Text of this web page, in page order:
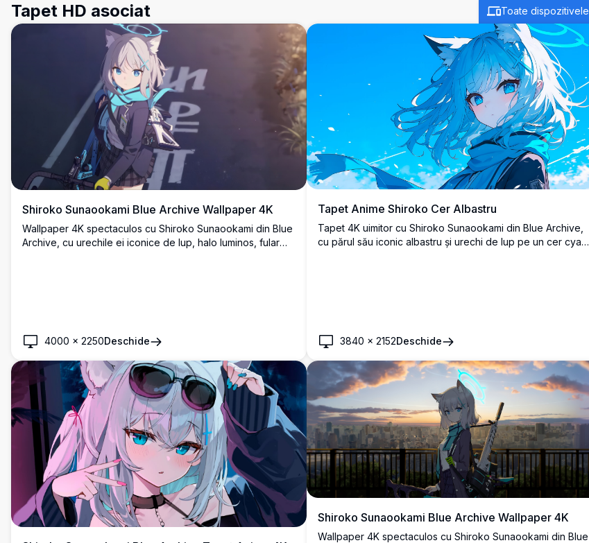
Tapet HD asociat Toate dispozitivele
Shiroko Sunaookami Blue Archive Wallpaper 4K
Wallpaper 4K spectaculos cu Shiroko Sunaookami din Blue
Archive, cu urechile ei iconice de lup, halo luminos, fular
4000 × 2250Deschide
Tapet Anime Shiroko Cer Albastru
Tapet 4K uimitor cu Shiroko Sunaookami din Blue Archive,
cu părul său iconic albastru și urechi de lup pe un cer cyan
3840 ×2152Deschide
Shiroko Sunaookami Blue Archive Wallpaper 4K
Wallpaper 4K spectaculos cu Shiroko Sunaookami din Blue